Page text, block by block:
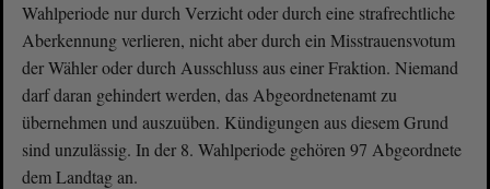
Wahlperiode nur durch Verzicht oder durch eine strafrechtliche
Aberkennung verlieren, nicht aber durch ein Misstrauensvotum
der Wähler oder durch Ausschluss aus einer Fraktion. Niemand
darf daran gehindert werden, das Abgeordnetenamt zu
übernehmen und auszuüben. Kündigungen aus diesem Grund
sind unzulässig. In der 8. Wahlperiode gehören 97 Abgeordnete
dem Landtag an.